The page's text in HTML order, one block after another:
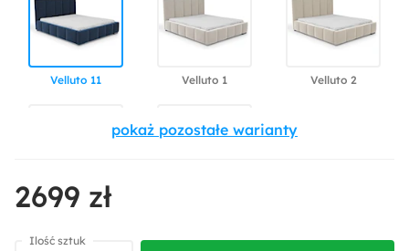
Velluto 11 Velluto 1 Velluto 2
Velluto 35
2699 zł
Ilość sztuk